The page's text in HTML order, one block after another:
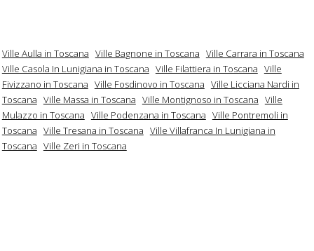
Ville Aulla in Toscana Ville Bagnone in Toscana Ville Carrara in Toscana
Ville Casola In Lunigiana in Toscana Ville Filattiera in Toscana Ville
Fivizzano in Toscana Ville Fosdinovo in Toscana Ville Licciana Nardi in
Toscana Ville Massa in Toscana Ville Montignoso in Toscana Ville
Mulazzo in Toscana Ville Podenzana in Toscana Ville Pontremoli in
Toscana Ville Tresana in Toscana Ville Villafranca In Lunigiana in
Toscana Ville Zeri in Toscana